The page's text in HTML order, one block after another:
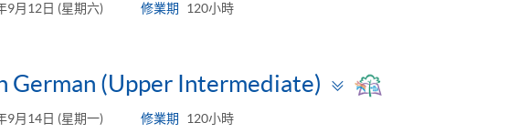
9月12日 (星期六) 修業期 120小時
German (Upper Intermediate)
Toggle
9月14日 (星期一) 修業期 120小時